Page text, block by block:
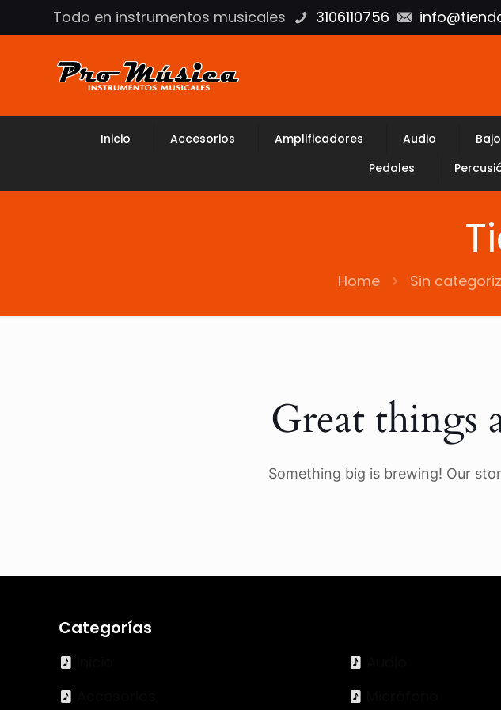
Todo en instrumentos musicales 3106110756
Inicio Accesorios Amplificadores Audio Bajo
Pedales
Home Sin
Great things
Something big is brewing! Our
Categorías